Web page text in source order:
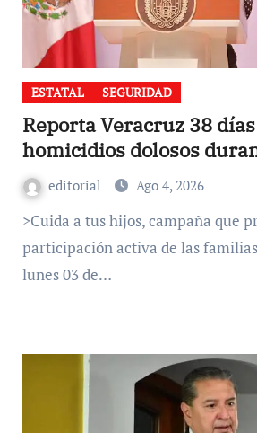
ESTATAL SEGURIDAD
Reporta Veracruz 38
homicidios dolosos
editorial Ago 4, 2026
>Cuida a tus hijos, campaña que promueve la
participación activa de las
lunes 03 de…